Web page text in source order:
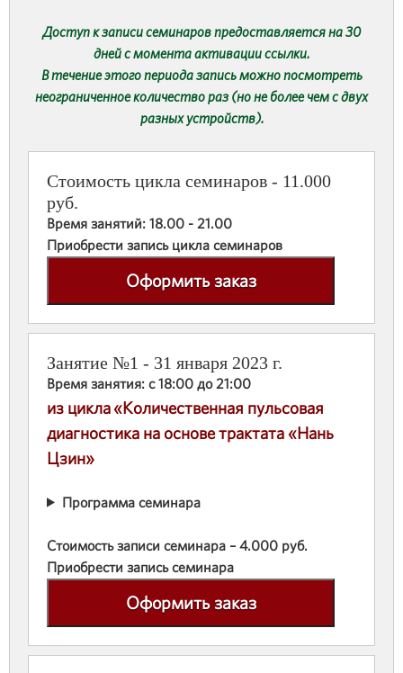
Доступ к записи семинаров предоставляется на 30
дней с момента активации ссылки.
В течение этого периода запись можно посмотреть
неограниченное количество раз (но не более чем с двух
разных устройств).
Стоимость цикла семинаров - 11.000
руб.
Время занятий: 18.00 - 21.00
Приобрести запись цикла семинаров
Оформить заказ
Занятие №1 - 31 января 2023 г.
Время занятия: с 18:00 до 21:00
из цикла «Количественная пульсовая
диагностика на основе трактата «Нань
Цзин»
Программа семинара
Стоимость записи семинара – 4.000 руб.
Приобрести запись семинара
Оформить заказ